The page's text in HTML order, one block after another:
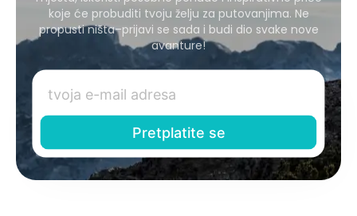
koje će probuditi tvoju želju za putovanjima. Ne
propusti ništa–prijavi se sada i budi dio svake nove
avanture!